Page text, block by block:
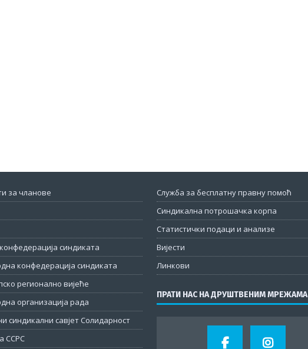
за чланове
синдиката
конфедерација синдиката
регионално вијеће
организација рада
синдикални савјет Солидарност
ССРС
Служба за бесплатну правну помоћ
Синдикална потрошачка корпа
Статистички подаци и анализе
Вијести
Линкови
ПРАТИ НАС НА ДРУШТВЕНИМ МРЕЖАМА